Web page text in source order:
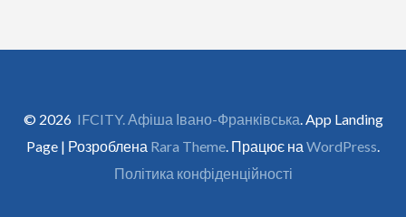
© 2026 IFCITY. Афіша Івано-Франківська . App Landing
Page | Розроблена Rara Theme . Працює на WordPress
Політика конфіденційності